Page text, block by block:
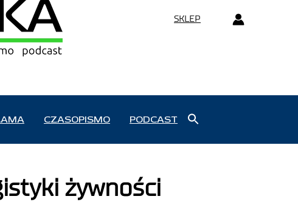
SKLEP
CZASOPISMO PODCAST
żywności